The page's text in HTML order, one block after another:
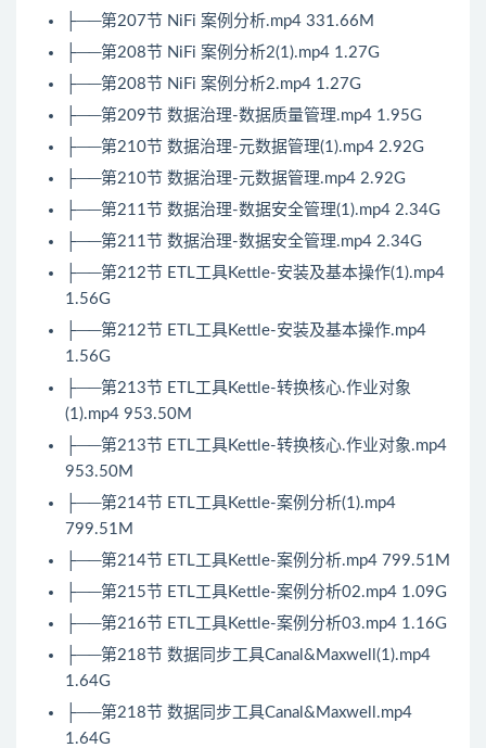
├──第207节 NiFi 案例分析.mp4 331.66M
├──第208节 NiFi 案例分析2(1).mp4 1.27G
├──第208节 NiFi 案例分析2.mp4 1.27G
├──第209节 数据治理-数据质量管理.mp4 1.95G
├──第210节 数据治理-元数据管理(1).mp4 2.92G
├──第210节 数据治理-元数据管理.mp4 2.92G
├──第211节 数据治理-数据安全管理(1).mp4 2.34G
├──第211节 数据治理-数据安全管理.mp4 2.34G
├──第212节 ETL工具Kettle-安装及基本操作(1).mp4
1.56G
├──第212节 ETL工具Kettle-安装及基本操作.mp4
1.56G
├──第213节 ETL工具Kettle-转换核心.作业对象
(1).mp4 953.50M
├──第213节 ETL工具Kettle-转换核心.作业对象.mp4
953.50M
├──第214节 ETL工具Kettle-案例分析(1).mp4
799.51M
├──第214节 ETL工具Kettle-案例分析.mp4 799.51M
├──第215节 ETL工具Kettle-案例分析02.mp4 1.09G
├──第216节 ETL工具Kettle-案例分析03.mp4 1.16G
├──第218节 数据同步工具Canal&Maxwell(1).mp4
1.64G
├──第218节 数据同步工具Canal&Maxwell.mp4
1.64G